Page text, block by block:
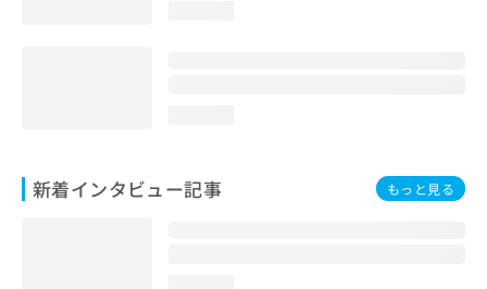
新着インタビュー記事 もっと見る